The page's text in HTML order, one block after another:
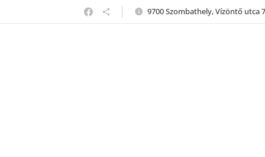
9700 Szombathely, Vízöntő utca